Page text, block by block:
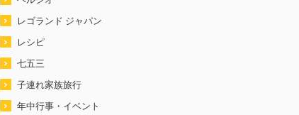
レゴランド ジャパン
レシピ
七五三
子連れ家族旅行
年中行事・イベント